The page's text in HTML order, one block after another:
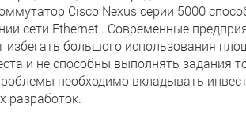
Cisco Nexus серии 5000
сети Ethernet . Современные
избегать большого использования
и не способны выполнять задания
необходимо вкладывать
разработок.